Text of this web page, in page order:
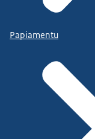
Papiamentu